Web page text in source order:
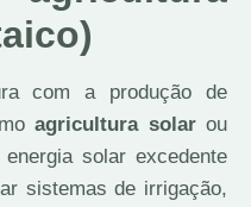
com a produção de
agricultura solarou
solar excedente
sistemas de irrigação,